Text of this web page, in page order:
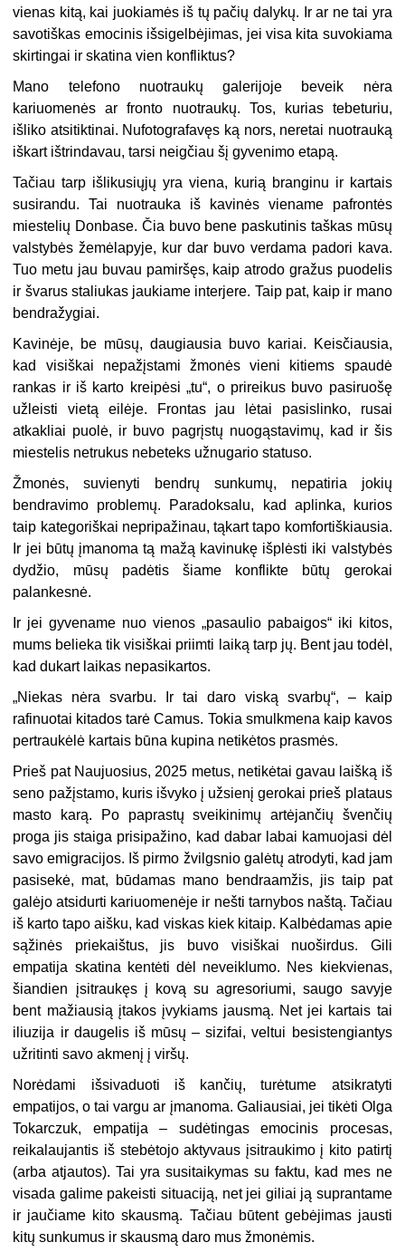
vienas kitą, kai juokiamės iš tų pačių dalykų. Ir ar ne tai yra
savotiškas emocinis išsigelbėjimas, jei visa kita suvokiama
skirtingai ir skatina vien konfliktus?
Mano telefono nuotraukų galerijoje beveik nėra
kariuomenės ar fronto nuotraukų. Tos, kurias tebeturiu,
išliko atsitiktinai. Nufotografavęs ką nors, neretai nuotrauką
iškart ištrindavau, tarsi neigčiau šį gyvenimo etapą.
Tačiau tarp išlikusiųjų yra viena, kurią branginu ir kartais
susirandu. Tai nuotrauka iš kavinės viename pafrontės
miestelių Donbase. Čia buvo bene paskutinis taškas mūsų
valstybės žemėlapyje, kur dar buvo verdama padori kava.
Tuo metu jau buvau pamiršęs, kaip atrodo gražus puodelis
ir švarus staliukas jaukiame interjere. Taip pat, kaip ir mano
bendražygiai.
Kavinėje, be mūsų, daugiausia buvo kariai. Keisčiausia,
kad visiškai nepažįstami žmonės vieni kitiems spaudė
rankas ir iš karto kreipėsi „tu“, o prireikus buvo pasiruošę
užleisti vietą eilėje. Frontas jau lėtai pasislinko, rusai
atkakliai puolė, ir buvo pagrįstų nuogąstavimų, kad ir šis
miestelis netrukus nebeteks užnugario statuso.
Žmonės, suvienyti bendrų sunkumų, nepatiria jokių
bendravimo problemų. Paradoksalu, kad aplinka, kurios
taip kategoriškai nepripažinau, tąkart tapo komfortiškiausia.
Ir jei būtų įmanoma tą mažą kavinukę išplėsti iki valstybės
dydžio, mūsų padėtis šiame konflikte būtų gerokai
palankesnė.
Ir jei gyvename nuo vienos „pasaulio pabaigos“ iki kitos,
mums belieka tik visiškai priimti laiką tarp jų. Bent jau todėl,
kad dukart laikas nepasikartos.
„Niekas nėra svarbu. Ir tai daro viską svarbų“, – kaip
rafinuotai kitados tarė Camus. Tokia smulkmena kaip kavos
pertraukėlė kartais būna kupina netikėtos prasmės.
Prieš pat Naujuosius, 2025 metus, netikėtai gavau laišką iš
seno pažįstamo, kuris išvyko į užsienį gerokai prieš plataus
masto karą. Po paprastų sveikinimų artėjančių švenčių
proga jis staiga prisipažino, kad dabar labai kamuojasi dėl
savo emigracijos. Iš pirmo žvilgsnio galėtų atrodyti, kad jam
pasisekė, mat, būdamas mano bendraamžis, jis taip pat
galėjo atsidurti kariuomenėje ir nešti tarnybos naštą. Tačiau
iš karto tapo aišku, kad viskas kiek kitaip. Kalbėdamas apie
sąžinės priekaištus, jis buvo visiškai nuoširdus. Gili
empatija skatina kentėti dėl neveiklumo. Nes kiekvienas,
šiandien įsitraukęs į kovą su agresoriumi, saugo savyje
bent mažiausią įtakos įvykiams jausmą. Net jei kartais tai
iliuzija ir daugelis iš mūsų – sizifai, veltui besistengiantys
užritinti savo akmenį į viršų.
Norėdami išsivaduoti iš kančių, turėtume atsikratyti
empatijos, o tai vargu ar įmanoma. Galiausiai, jei tikėti Olga
Tokarczuk, empatija – sudėtingas emocinis procesas,
reikalaujantis iš stebėtojo aktyvaus įsitraukimo į kito patirtį
(arba atjautos). Tai yra susitaikymas su faktu, kad mes ne
visada galime pakeisti situaciją, net jei giliai ją suprantame
ir jaučiame kito skausmą. Tačiau būtent gebėjimas jausti
kitų sunkumus ir skausmą daro mus žmonėmis.